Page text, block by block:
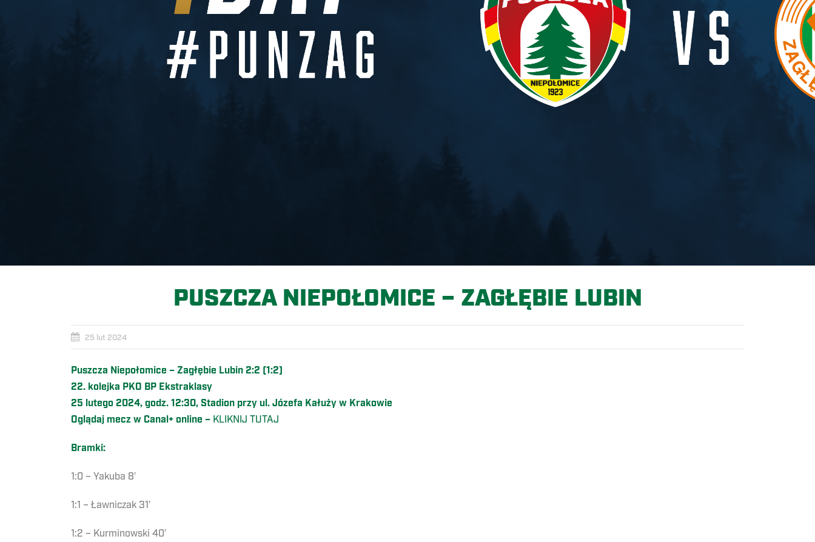
PUSZCZA NIEPOŁOMICE – ZAGŁĘBIE LUBIN
25 lut 2024
Puszcza Niepołomice – Zagłębie Lubin 2:2 (1:2)
22. kolejka PKO BP Ekstraklasy
25 lutego 2024, godz. 12:30, Stadion przy ul. Józefa Kałuży w Krakowie
Oglądaj mecz w Canal+ online – KLIKNIJ TUTAJ
Bramki:
1:0 – Yakuba 8′
1:1 – Ławniczak 31′
1:2 – Kurminowski 40′